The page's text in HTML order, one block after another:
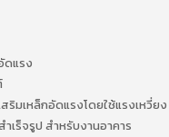
ดแรง
ริมเหล็กอัดแรงโดยใช้แรงเหวี่ยง
เร็จรูป สำหรับงานอาคาร